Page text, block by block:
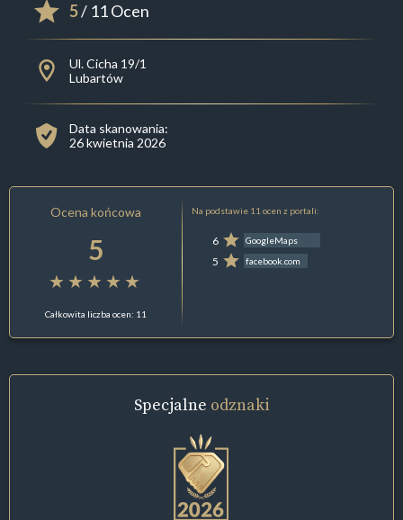
5/ 11 Ocen
Ul. Cicha 19/1
Lubartów
Data skanowania:
26 kwietnia 2026
Ocena końcowa
5
Całkowita liczba ocen: 11
Na podstawie 11 ocen z portali:
6 GoogleMaps
5 facebook.com
Specjalne odznaki